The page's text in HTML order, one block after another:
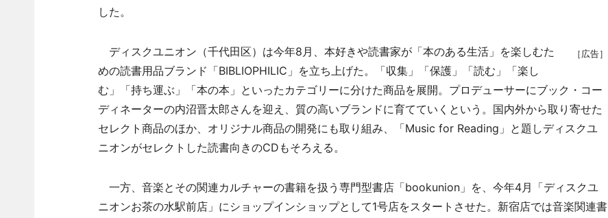
した。
［広告］
ディスクユニオン（千代田区）は今年8月、本好きや読書家が「本のある生活」を楽しむた
めの読書用品ブランド「BIBLIOPHILIC」を立ち上げた。「収集」「保護」「読む」「楽し
む」「持ち運ぶ」「本の本」といったカテゴリーに分けた商品を展開。プロデューサーにブック・コー
ディネーターの内沼晋太郎さんを迎え、質の高いブランドに育てていくという。国内外から取り寄せた
セレクト商品のほか、オリジナル商品の開発にも取り組み、「Music for Reading」と題しディスクユ
ニオンがセレクトした読書向きのCDもそろえる。
一方、音楽とその関連カルチャーの書籍を扱う専門型書店「bookunion」を、今年4月「ディスクユ
ニオンお茶の水駅前店」にショップインショップとして1号店をスタートさせた。新宿店では音楽関連書